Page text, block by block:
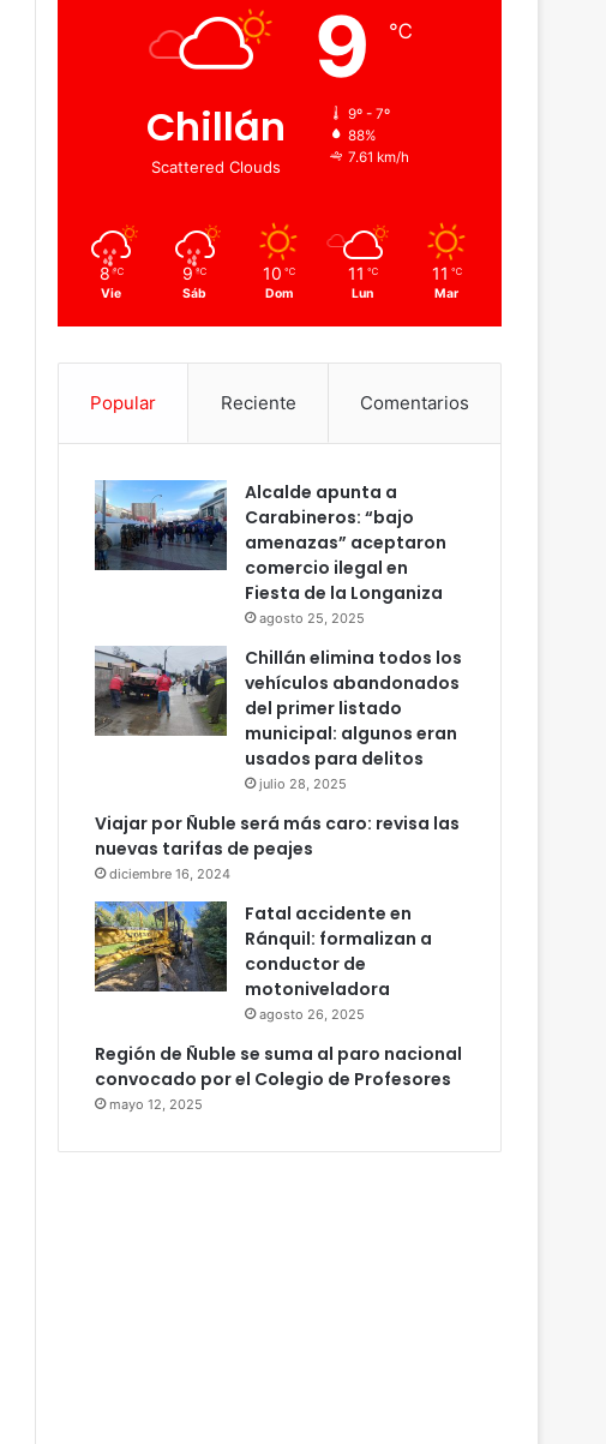
Chillán
Scattered Clouds
9 ℃
9º - 7º
88%
7.61 km/h
8 ℃
Vie
9 ℃
Sáb
10 ℃
Dom
11 ℃
Lun
11 ℃
Mar
Popular Reciente Comentarios
Alcalde apunta a
Carabineros: “bajo
amenazas” aceptaron
comercio ilegal en
Fiesta de la Longaniza
agosto 25, 2025
Chillán elimina todos los
vehículos abandonados
del primer listado
municipal: algunos eran
usados para delitos
julio 28, 2025
Viajar por Ñuble será más caro: revisa las
nuevas tarifas de peajes
diciembre 16, 2024
Fatal accidente en
Ránquil: formalizan a
conductor de
motoniveladora
agosto 26, 2025
Región de Ñuble se suma al paro nacional
convocado por el Colegio de Profesores
mayo 12, 2025